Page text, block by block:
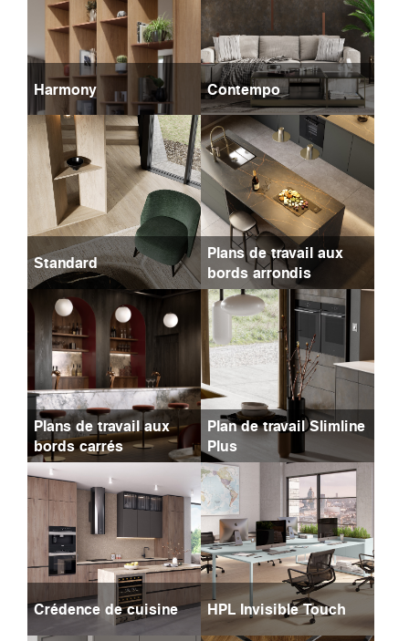
Harmony Contempo
Standard
Plans de travail aux
bords arrondis
Plans de travail aux
bords carrés
Plan de travail Slimline
Plus
Crédence de cuisine HPL Invisible Touch